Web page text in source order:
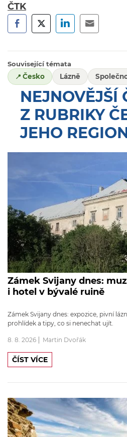
ČTK
Související témata
Česko
Lázně
NEJNOVĚJŠÍ
Z RUBRIKY
JEHO
Zámek Svijany dnes:
i hotel v bývalé ruině
Zámek Svijany dnes: expozice, pivní
prohlídek a tipy, co si nenechat ujít.
8. 8. 2026 Martin Dvořák
ČÍST VÍCE